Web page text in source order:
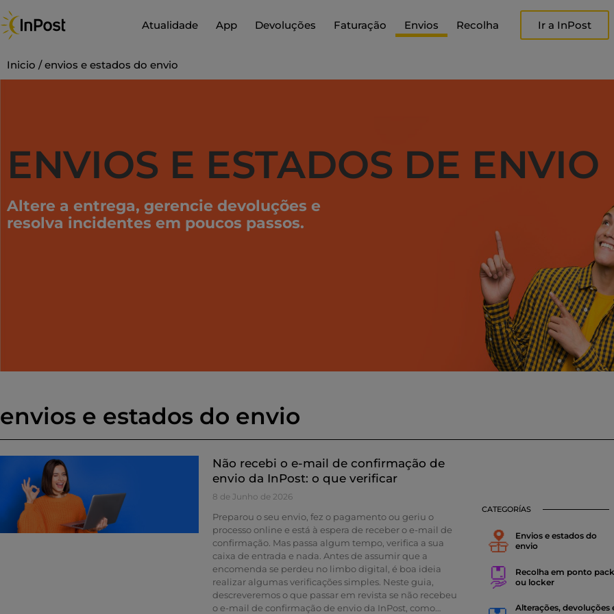
to
content
Atualidade App Devoluções Faturação Envios Recolha Ir a InPost
Inicio /envios e estados do envio
ENVIOS E ESTADOS DE ENVIO
Altere a entrega, gerencie devoluções e
resolva incidentes em poucos passos.
envios e estados do envio
Não recebi o e-mail de confirmação de
envio da InPost: o que verificar
8 de Junho de 2026
Preparou o seu envio, fez o pagamento ou geriu o
processo online e está à espera de receber o e-mail de
confirmação. Mas passa algum tempo, verifica a sua
caixa de entrada e nada. Antes de assumir que a
encomenda se perdeu no limbo digital, é boa ideia
realizar algumas verificações simples. Neste guia,
descreveremos o que passar em revista se não recebeu
o e-mail de confirmação de envio da InPost, como
CATEGORÍAS
Envios e estados do
envio
Recolha em ponto pack
ou locker
Alterações, devoluções